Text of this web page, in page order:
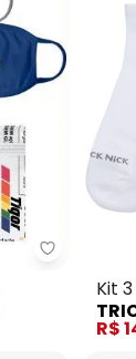
Tigor -
Kit
R$